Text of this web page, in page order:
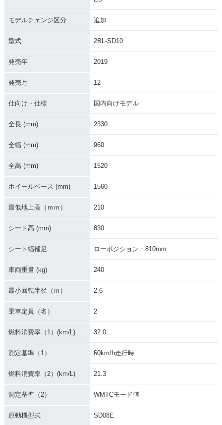
ure Sports ES DC
T・マイナーチェン
ure Sports ES・マ
イナーチェンジ
2020年 CRF1100L
ure Sports・新登場
2020年 CRF1100L
ure Sports ES DC
2020年 CRF1100L
2020年 CRF1100L
モデルチェンジ区分 追加
型式 2BL-SD10
発売年 2019
発売月 12
仕向け・仕様 国内向けモデル
全長 (mm) 2330
全幅 (mm) 960
全高 (mm) 1520
ホイールベース (mm) 1560
最低地上高（ｍｍ） 210
シート高 (mm) 830
シート幅補足 ローポジション・810mm
車両重量 (kg) 240
最小回転半径（ｍ） 2.6
乗車定員（名） 2
燃料消費率（1）(km/L) 32.0
測定基準（1） 60km/h走行時
燃料消費率（2）(km/L) 21.3
測定基準（2） WMTCモード値
原動機型式 SD08E